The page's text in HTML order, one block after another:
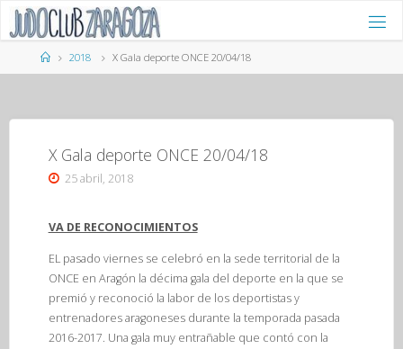
Saltar
contenidoPágina
de
2018 X Gala deporte ONCE 20/04/18
X Gala deporte ONCE 20/04/18
25 abril, 2018
VA DE RECONOCIMIENTOS
EL pasado viernes se celebró en la sede territorial de la
ONCE en Aragón la décima gala del deporte en la que se
premió y reconoció la labor de los deportistas y
entrenadores aragoneses durante la temporada pasada
2016-2017. Una gala muy entrañable que contó con la